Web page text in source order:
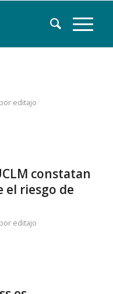
por editajo
constatan
el riesgo de
por editajo